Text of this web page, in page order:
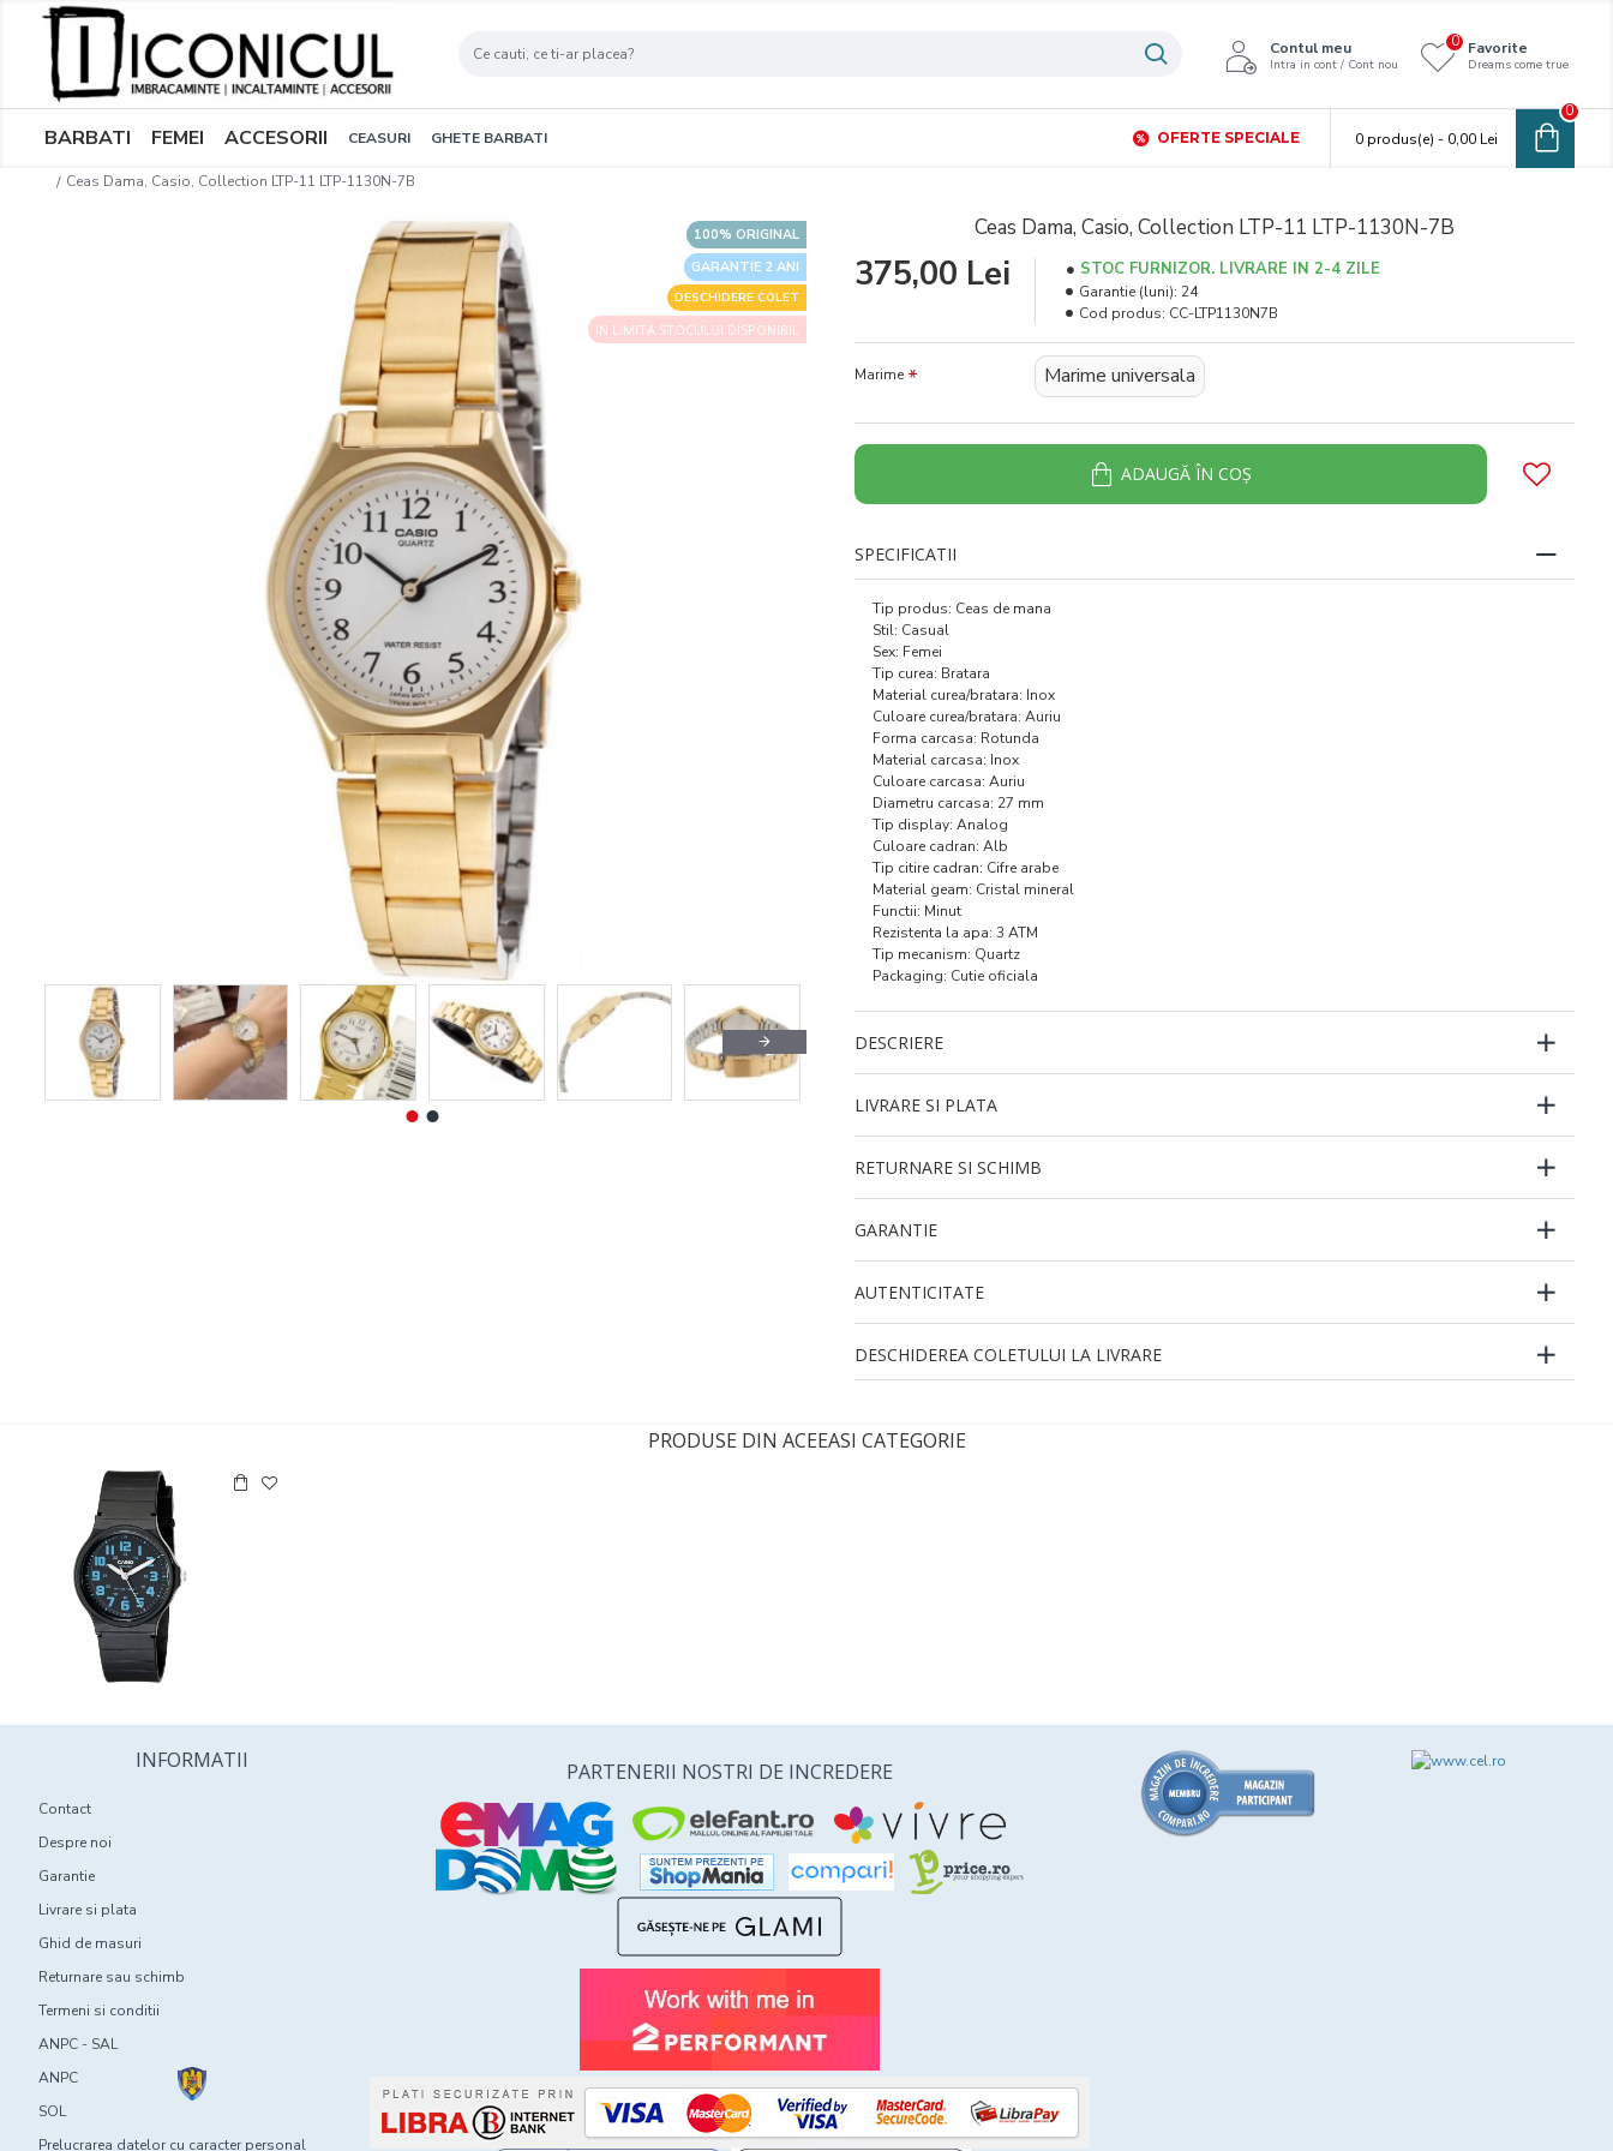
Contul meu
Intra in cont / Cont nou
Favorite
Dreams come true
0
BARBATI FEMEI ACCESORII CEASURI GHETE BARBATI OFERTE SPECIALE 0 produs(e) - 0,00 Lei
0
Ceas Dama, Casio, Collection LTP-11 LTP-1130N-7B
GARANTIE 2 ANI
100% ORIGINAL
DESCHIDERE COLET
IN LIMITA STOCULUI DISPONIBIL
Ceas Dama, Casio, Collection LTP-11 LTP-1130N-7B
375,00 Lei STOC FURNIZOR. LIVRARE IN 2-4 ZILE
Garantie (luni): 24
Cod produs: CC-LTP1130N7B
Marime Marime universala
ADAUGĂ ÎN COŞ
SPECIFICATII
Tip produs: Ceas de mana
Stil: Casual
Sex: Femei
Tip curea: Bratara
Material curea/bratara: Inox
Culoare curea/bratara: Auriu
Forma carcasa: Rotunda
Material carcasa: Inox
Culoare carcasa: Auriu
Diametru carcasa: 27 mm
Tip display: Analog
Culoare cadran: Alb
Tip citire cadran: Cifre arabe
Material geam: Cristal mineral
Functii: Minut
Rezistenta la apa: 3 ATM
Tip mecanism: Quartz
Packaging: Cutie oficiala
DESCRIERE
LIVRARE SI PLATA
RETURNARE SI SCHIMB
GARANTIE
AUTENTICITATE
DESCHIDEREA COLETULUI LA LIVRARE
PRODUSE DIN ACEEASI CATEGORIE
INFORMATII
Contact
Despre noi
Garantie
Livrare si plata
Ghid de masuri
Returnare sau schimb
Termeni si conditii
ANPC - SAL
ANPC
SOL
Prelucrarea datelor cu caracter personal
PARTENERII NOSTRI DE INCREDERE